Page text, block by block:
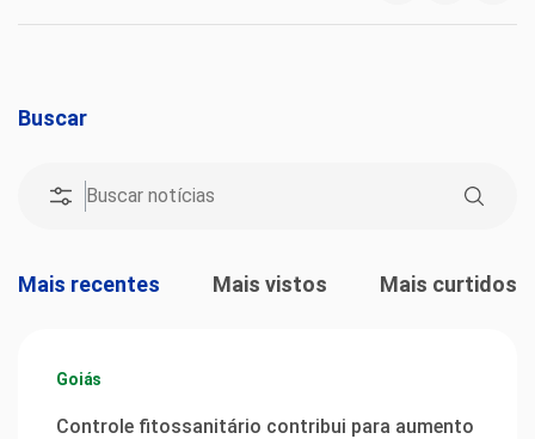
Buscar
Mais recentes Mais vistos Mais curtidos
Goiás
Controle fitossanitário contribui para aumento